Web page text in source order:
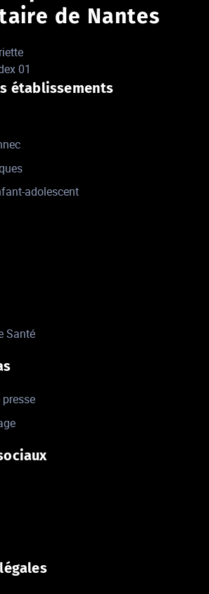
de Nantes
01
établissements
adolescent
Santé